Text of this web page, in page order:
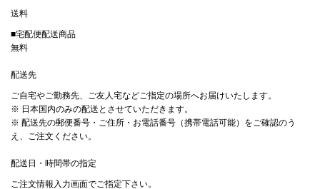
送料
■宅配便配送商品
無料
配送先
ご自宅やご勤務先、ご友人宅などご指定の場所へお届けいたします。
※ 日本国内のみの配送とさせていただきます。
※ 配送先の郵便番号・ご住所・お電話番号（携帯電話可能）をご確認のう
え、ご注文ください。
配送日・時間帯の指定
ご注文情報入力画面でご指定下さい。